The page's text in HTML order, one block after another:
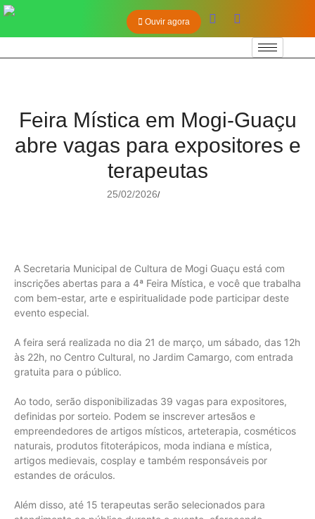
Ouvir agora
Feira Mística em Mogi-Guaçu
abre vagas para expositores e
terapeutas
25/02/2026/
A Secretaria Municipal de Cultura de Mogi Guaçu está com
inscrições abertas para a 4ª Feira Mística, e você que trabalha
com bem-estar, arte e espiritualidade pode participar deste
evento especial.
A feira será realizada no dia 21 de março, um sábado, das 12h
às 22h, no Centro Cultural, no Jardim Camargo, com entrada
gratuita para o público.
Ao todo, serão disponibilizadas 39 vagas para expositores,
definidas por sorteio. Podem se inscrever artesãos e
empreendedores de artigos místicos, arteterapia, cosméticos
naturais, produtos fitoterápicos, moda indiana e mística,
artigos medievais, cosplay e também responsáveis por
estandes de oráculos.
Além disso, até 15 terapeutas serão selecionados para